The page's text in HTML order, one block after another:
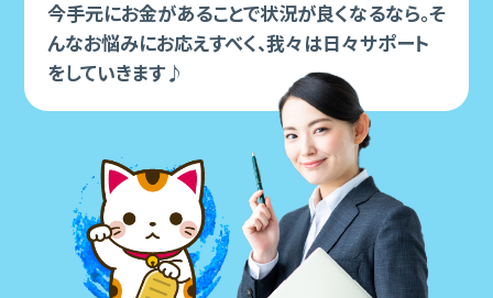
今⼿元にお⾦があることで状況が良くなるなら。そ
んなお悩みにお応えすべく、我々は⽇々サポート
をしていきます♪